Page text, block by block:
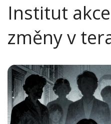
Institut
změny v